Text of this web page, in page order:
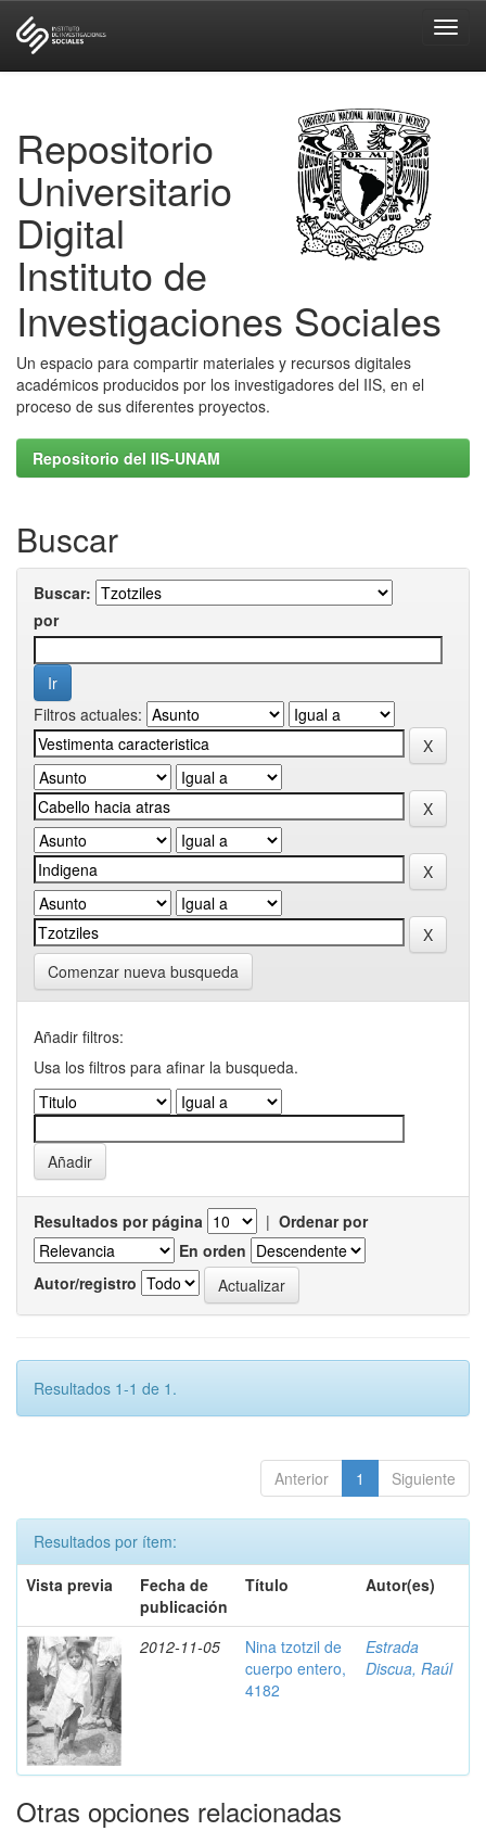
Repositorio
Universitario
Digital
Instituto de
Investigaciones Sociales
Un espacio para compartir materiales y recursos digitales
académicos producidos por los investigadores del IIS, en el
proceso de sus diferentes proyectos.
Repositorio del IIS-UNAM
Buscar
Buscar:
por
Filtros actuales:
Comenzar nueva busqueda
Añadir filtros:
Usa los filtros para afinar la busqueda.
Resultados por página | Ordenar por
En orden
Autor/registro
Resultados 1-1 de 1.
Anterior 1 Siguiente
Resultados por ítem:
Vista previa
Fecha de
publicación
Título Autor(es)
2012-11-05
Nina tzotzil de
cuerpo entero,
4182
Estrada
Discua, Raúl
Otras opciones relacionadas